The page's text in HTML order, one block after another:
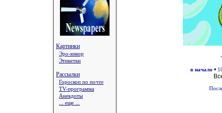
Картинки
Эро-юмор
Этикетки
Рассылки
Гороскоп по почте
TV-программа
Анекдоты
... еще ...
в начало •